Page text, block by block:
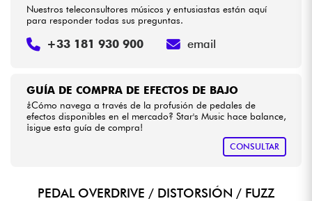
GUÍA DE COMPRA DE EFECTOS DE BAJO
¿Cómo navega a través de la profusión de pedales de
efectos disponibles en el mercado? Star's Music hace balance,
¡sigue esta guía de compra!
CONSULTAR
Nuestros teleconsultores músicos y entusiastas están aquí
para responder todas sus preguntas.
+33 181 930 900 email
PEDAL OVERDRIVE / DISTORSIÓN / FUZZ